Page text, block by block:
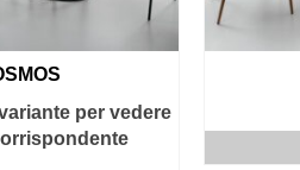
per vedere